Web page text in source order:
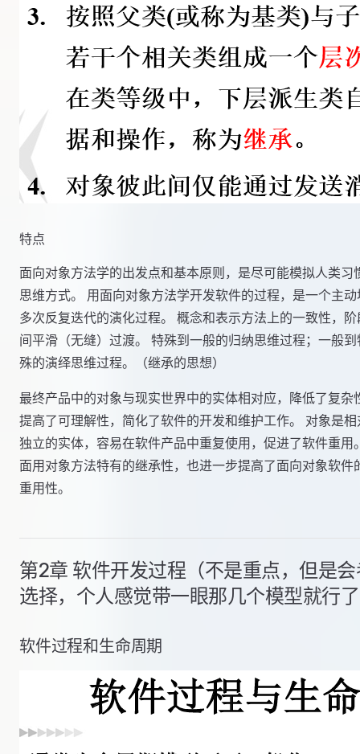
特点
面向对象方法学的出发点和基本原则，是尽可能模拟人类习
思维方式。 用面向对象方法学开发软件的过程，是一个主动
多次反复迭代的演化过程。 概念和表示方法上的一致性，阶
间平滑（无缝）过渡。 特殊到一般的归纳思维过程；一般到
殊的演绎思维过程。（继承的思想）
最终产品中的对象与现实世界中的实体相对应，降低了复杂
提高了可理解性，简化了软件的开发和维护工作。 对象是相
独立的实体，容易在软件产品中重复使用，促进了软件重用
面用对象方法特有的继承性，也进一步提高了面向对象软件
重用性。
第2章 软件开发过程（不是重点，但是
选择，个人感觉带一眼那几个模型就行
软件过程和生命周期